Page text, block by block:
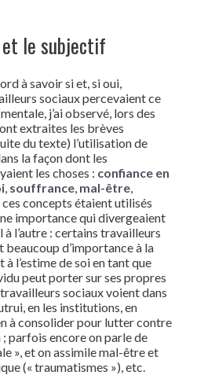
le subjectif
à savoir si et, si oui,
sociaux percevaient ce
j’ai observé, lors des
extraites les brèves
du texte) l’utilisation de
la façon dont les
les choses : confiance en
, souffrance, mal-être,
concepts étaient utilisés
importance qui divergeaient
à l’autre : certains travailleurs
d’importance à la
l’estime de soi en tant que
peut porter sur ses propres
sociaux voient dans
en les institutions, en
à consolider pour lutter contre
parfois encore on parle de
», et on assimile mal-être et
(« traumatismes »), etc.